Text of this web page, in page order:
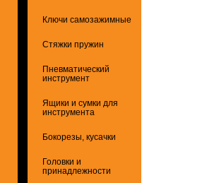
Ключи самозажимные
Стяжки пружин
Пневматический
инструмент
Ящики и сумки для
инструмента
Бокорезы, кусачки
Головки и
принадлежности